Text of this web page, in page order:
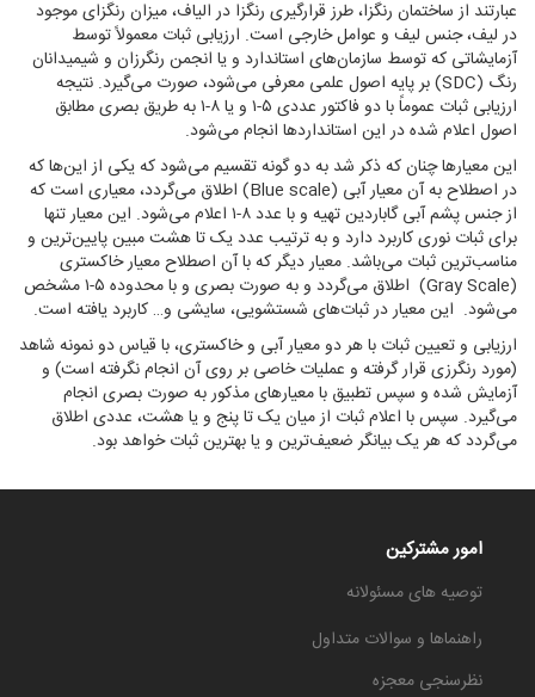
عبارتند از ساختمان رنگزا، طرز قرارگیری رنگزا در الیاف، میزان رنگزای موجود
در لیف، جنس لیف و عوامل خارجی است. ارزیابی ثبات معمولاً توسط
آزمایشاتی که توسط سازمان‌های استاندارد و یا انجمن رنگرزان و شیمیدانان
رنگ (SDC) بر پایه اصول علمی معرفی می‌شود، صورت می‌گیرد. نتیجه
ارزیابی ثبات عموماً با دو فاکتور عددی ۵-۱ و یا ۸-۱ به طریق بصری مطابق
اصول اعلام شده در این استانداردها انجام می‌شود.
این معیارها چنان که ذکر شد به دو گونه تقسیم می‌شود که یکی از این‌ها که
در اصطلاح به آن معیار آبی (Blue scale) اطلاق می‌گردد، معیاری است که
از جنس پشم آبی گاباردین تهیه و با عدد ۸-۱ اعلام می‌شود. این معیار تنها
برای ثبات نوری کاربرد دارد و به ترتیب عدد یک تا هشت مبین پایین‌ترین و
مناسب‌ترین ثبات می‌باشد. معیار دیگر که با آن اصطلاح معیار خاکستری
(Gray Scale) اطلاق می‌گردد و به صورت بصری و با محدوده ۵-۱ مشخص
می‌شود. این معیار در ثبات‌های شستشویی، سایشی و… کاربرد یافته است.
ارزیابی و تعیین ثبات با هر دو معیار آبی و خاکستری، با قیاس دو نمونه شاهد
(مورد رنگرزی قرار گرفته و عملیات خاصی بر روی آن انجام نگرفته است) و
آزمایش شده و سپس تطبیق با معیارهای مذکور به صورت بصری انجام
می‌گیرد. سپس با اعلام ثبات از میان یک تا پنج و یا هشت، عددی اطلاق
می‌گردد که هر یک بیانگر ضعیف‌ترین و یا بهترین ثبات خواهد بود.
امور مشترکین
توصیه های مسئولانه
راهنماها و سوالات متداول
نظرسنجی معجزه